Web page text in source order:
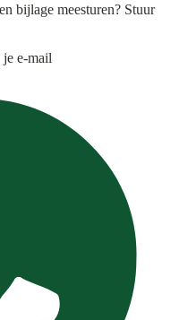
bijlage meesturen? Stuur
je e-mail